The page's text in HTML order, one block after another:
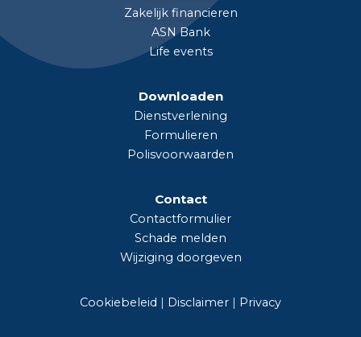
Zakelijk financieren
ASN Bank
Life events
Downloaden
Dienstverlening
Formulieren
Polisvoorwaarden
Contact
Contactformulier
Schade melden
Wijziging doorgeven
Cookiebeleid | Disclaimer | Privacy